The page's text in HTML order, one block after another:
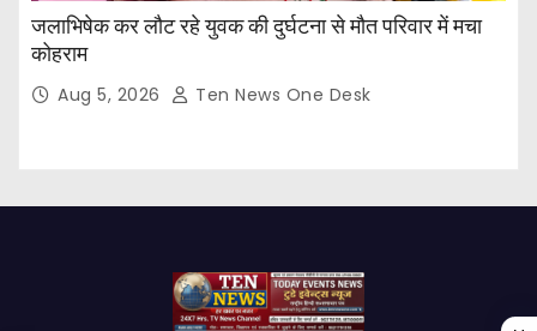
जलाभिषेक कर लौट रहे युवक की दुर्घटना से मौत परिवार में मचा
कोहराम
Aug 5, 2026 Ten News One Desk